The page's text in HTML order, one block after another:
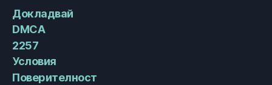
Докладвай
DMCA
2257
Условия
Поверителност